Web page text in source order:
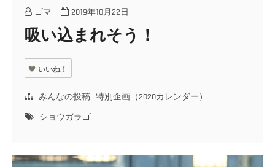
ゴマ 2019年10月22日
吸い込まれそう！
いいね！
みんなの投稿 特別企画（2020カレンダー）
ショウガラゴ